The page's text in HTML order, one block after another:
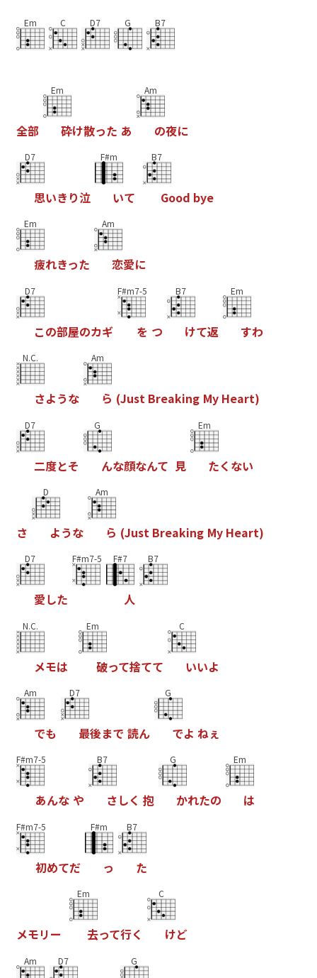
Em C D7 G B7
全部
Em
砕け散った あ
Am
の夜に
D7
思いき り泣
F#m
いて
B7
Good bye
Em
疲れきった
Am
恋愛に
D7
この部屋のカギ
F#m7-5
を つ
B7
けて返
Em
すわ
N.C.
さような
Am
ら (Just Breaking My Heart)
D7
二度とそ
G
んな顔なんて 見
Em
たく ない
さ
D
ような
Am
ら (Just Breaking My Heart)
D7
愛した
F#m7-5 F#7
人
B7
N.C.
メモは
Em
破って捨てて
C
いいよ
Am
でも
D7
最後まで 読ん
G
でよ ねぇ
F#m7-5
あんな や
B7
さしく 抱
G
かれたの
Em
は
F#m7-5
初めてだ
F#m
っ
B7
た
メモリー
Em
去って行く
C
けど
Am D7 G